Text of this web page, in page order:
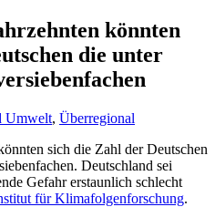
könnten
die unter
Umwelt, Überregional
sich die Zahl der Deutschen
Deutschland sei
Gefahr erstaunlich schlecht
für Klimafolgenforschung.